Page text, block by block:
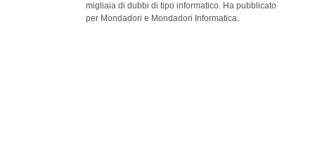
migliaia di dubbi di tipo informatico. Ha pubblicato
per Mondadori e Mondadori Informatica.